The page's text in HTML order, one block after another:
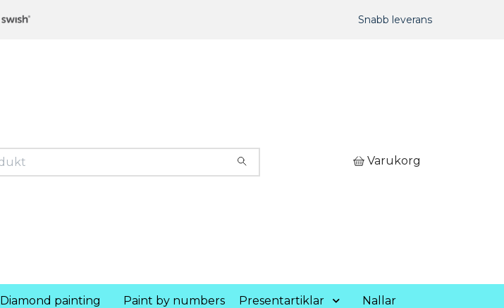
Snabb leverans
Varukorg
Diamond painting Paint by numbers Presentartiklar
Nallar